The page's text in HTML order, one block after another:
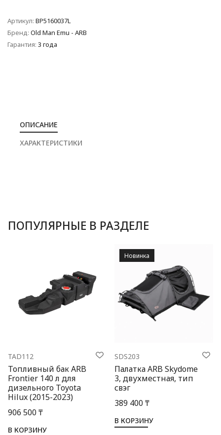
Артикул: BP5160037L
Бренд: Old Man Emu - ARB
Гарантия: 3 года
ОПИСАНИЕ
ХАРАКТЕРИСТИКИ
ПОПУЛЯРНЫЕ В РАЗДЕЛЕ
TAD112
Топливный бак ARB
Frontier 140 л для
дизельного Toyota
Hilux (2015-2023)
906 500 ₸
В КОРЗИНУ
SDS203
Палатка ARB Skydome
3, двухместная, тип
свэг
389 400 ₸
В КОРЗИНУ
Новинка